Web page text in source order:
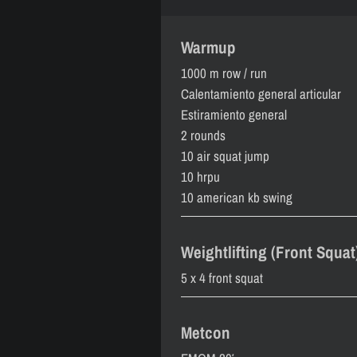
Warmup
1000 m row / run
Calentamiento general articular
Estiramiento general
2 rounds
10 air squat jump
10 hrpu
10 american kb swing
Weightlifting (Front
5 x 4 front squat
Metcon